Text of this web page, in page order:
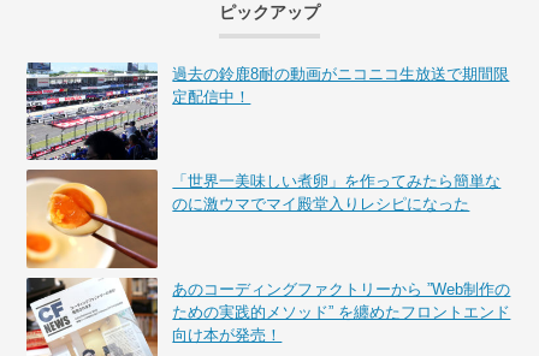
ピックアップ
過去の鈴鹿8耐の動画がニコニコ生放送で期間限
定配信中！
「世界一美味しい煮卵」を作ってみたら簡単な
のに激ウマでマイ殿堂入りレシピになった
あのコーディングファクトリーから ”Web制作の
ための実践的メソッド” を纏めたフロントエンド
向け本が発売！